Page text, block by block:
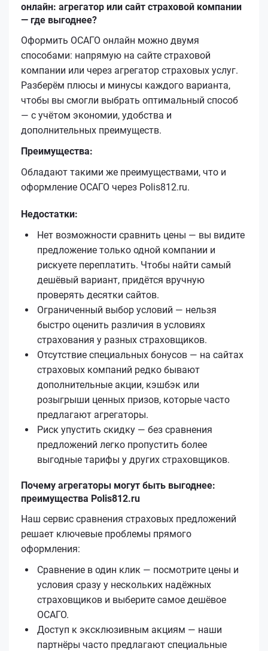
онлайн: агрегатор или сайт страховой компании
— где выгоднее?
Оформить ОСАГО онлайн можно двумя
способами: напрямую на сайте страховой
компании или через агрегатор страховых услуг.
Разберём плюсы и минусы каждого варианта,
чтобы вы смогли выбрать оптимальный способ
— с учётом экономии, удобства и
дополнительных преимуществ.
Преимущества:
Обладают такими же преимуществами, что и
оформление ОСАГО через Polis812.ru.
Недостатки:
Нет возможности сравнить цены — вы видите
предложение только одной компании и
рискуете переплатить. Чтобы найти самый
дешёвый вариант, придётся вручную
проверять десятки сайтов.
Ограниченный выбор условий — нельзя
быстро оценить различия в условиях
страхования у разных страховщиков.
Отсутствие специальных бонусов — на сайтах
страховых компаний редко бывают
дополнительные акции, кэшбэк или
розыгрыши ценных призов, которые часто
предлагают агрегаторы.
Риск упустить скидку — без сравнения
предложений легко пропустить более
выгодные тарифы у других страховщиков.
Почему агрегаторы могут быть выгоднее:
преимущества Polis812.ru
Наш сервис сравнения страховых предложений
решает ключевые проблемы прямого
оформления:
Сравнение в один клик — посмотрите цены и
условия сразу у нескольких надёжных
страховщиков и выберите самое дешёвое
ОСАГО.
Доступ к эксклюзивным акциям — наши
партнёры часто предлагают специальные